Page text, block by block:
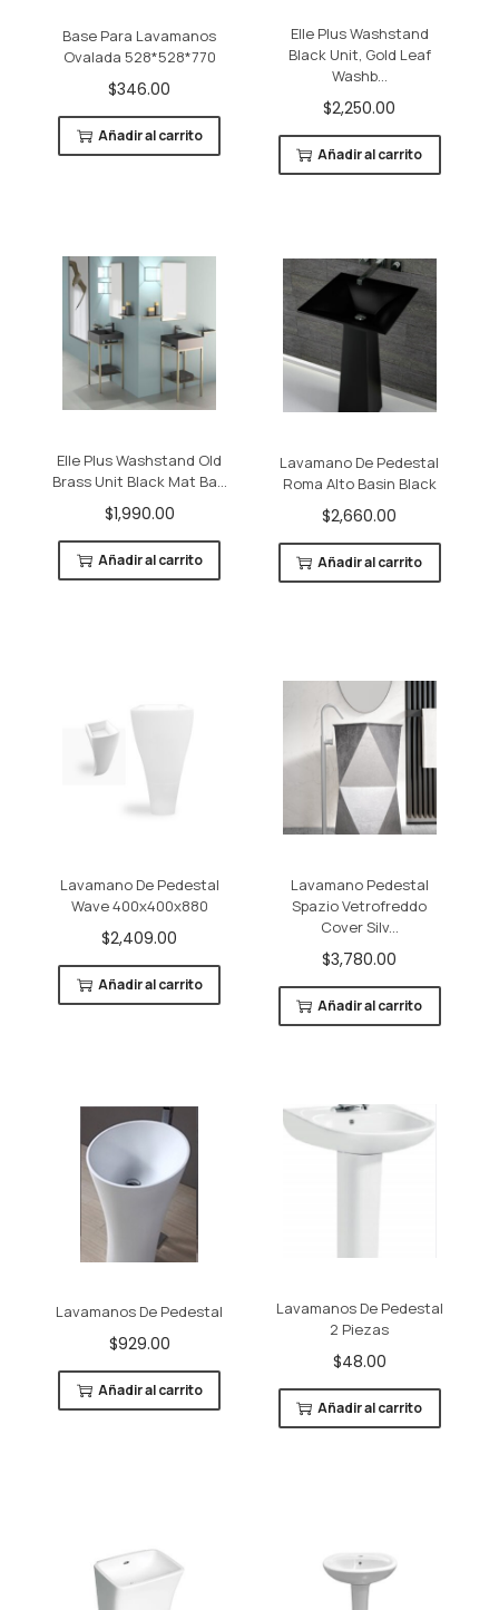
Base Para Lavamanos
Ovalada 528*528*770
$346.00
Añadir al carrito
Elle Plus Washstand
Black Unit, Gold Leaf
Washb...
$2,250.00
Añadir al carrito
Elle Plus Washstand Old
Brass Unit Black Mat Ba...
$1,990.00
Añadir al carrito
Lavamano De Pedestal
Roma Alto Basin Black
$2,660.00
Añadir al carrito
Lavamano De Pedestal
Wave 400x400x880
$2,409.00
Añadir al carrito
Lavamano Pedestal
Spazio Vetrofreddo
Cover Silv...
$3,780.00
Añadir al carrito
Lavamanos De Pedestal
$929.00
Añadir al carrito
Lavamanos De Pedestal
2 Piezas
$48.00
Añadir al carrito